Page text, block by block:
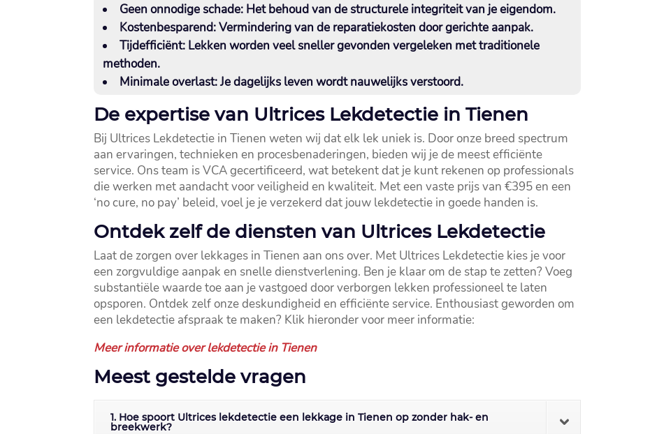
Geen onnodige schade: Het behoud van de structurele integriteit van je eigendom.​
Kostenbesparend: Vermindering van de reparatiekosten door gerichte aanpak.​
Tijdefficiënt: Lekken worden veel sneller gevonden vergeleken met traditionele
methoden.​
Minimale overlast: Je dagelijks leven wordt nauwelijks verstoord.​
De expertise van Ultrices Lekdetectie in Tienen
Bij Ultrices Lekdetectie in Tienen weten wij dat elk lek uniek is.​ Door onze breed spectrum
aan ervaringen, technieken en procesbenaderingen, bieden wij je de meest efficiënte
service.​ Ons team is VCA gecertificeerd, wat betekent dat je kunt rekenen op professionals
die werken met aandacht voor veiligheid en kwaliteit.​ Met een vaste prijs van €395 en een
‘no cure, no pay’ beleid, voel je je verzekerd dat jouw lekdetectie in goede handen is.​
Ontdek zelf de diensten van Ultrices Lekdetectie
Laat de zorgen over lekkages in Tienen aan ons over.​ Met Ultrices Lekdetectie kies je voor
een zorgvuldige aanpak en snelle dienstverlening.​ Ben je klaar om de stap te zetten? Voeg
substantiële waarde toe aan je vastgoed door verborgen lekken professioneel te laten
opsporen.​ Ontdek zelf onze deskundigheid en efficiënte service.​ Enthousiast geworden om
een lekdetectie afspraak te maken? Klik hieronder voor meer informatie:
Meer informatie over lekdetectie in Tienen
Meest gestelde vragen
1. Hoe spoort Ultrices lekdetectie een lekkage in Tienen op zonder hak- en
breekwerk?